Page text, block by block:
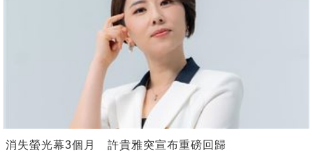
消失螢光幕3個月 許貴雅突宣布重磅回歸